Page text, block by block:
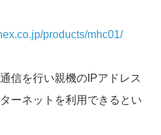
products/mhc01/
信を行い親機のIPアドレス
ーネットを利用できるとい